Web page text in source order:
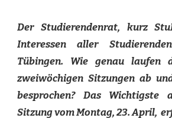
Der Studierendenrat, kurz
Interessen aller
Tübingen. Wie genau laufen
zweiwöchigen Sitzungen ab
besprochen? Das Wichtigste
Sitzung vom Montag, 23. April,